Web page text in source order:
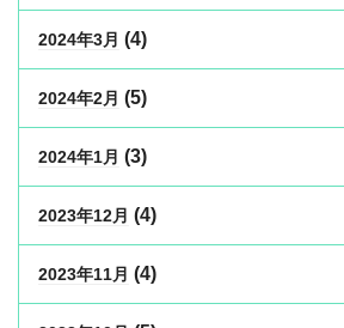
2024年3月 (4)
2024年2月 (5)
2024年1月 (3)
2023年12月 (4)
2023年11月 (4)